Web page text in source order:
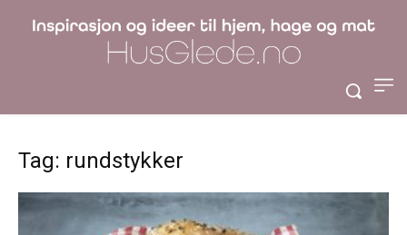
Tag: rundstykker